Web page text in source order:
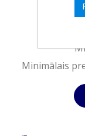
Minimālais